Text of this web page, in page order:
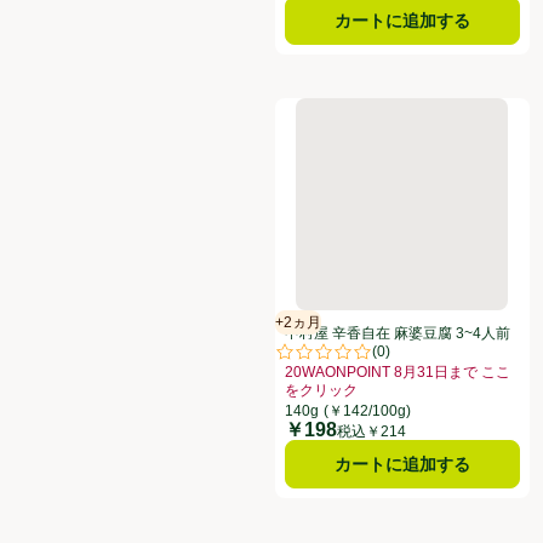
カートに追加する
中村屋 辛香自在 麻婆豆腐 3~4人
+2ヵ月
賞味・消費期限保証：2ヵ月
(0)
評価は0件のレビューで5点中0.0点
中村屋 辛香自在 麻婆豆腐 3~4人前
140g
20WAONPOINT 8月31日まで ここ
をクリック
お買い得品名：20WAONPOINT 8月31
140g (￥142/100g)
価格
￥198税込￥214
カートに追加する